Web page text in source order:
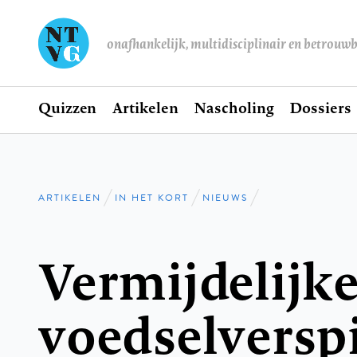
onafhankelijk, multidisciplinair en
Hoofdnavigatie
Home
Quizzen Artikelen Nascholing Dossiers
Kruimelpad
ARTIKELEN IN HET KORT NIEUWS
Vermijdelijke